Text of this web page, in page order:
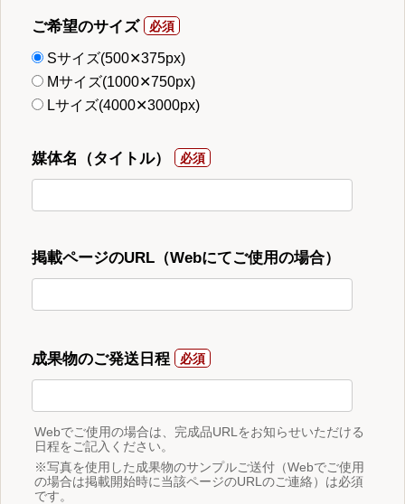
ご希望のサイズ
Sサイズ(500✕375px)
Mサイズ(1000✕750px)
Lサイズ(4000✕3000px)
媒体名（タイトル）
掲載ページのURL（Webにてご使用の場合）
成果物のご発送日程
Webでご使用の場合は、完成品URLをお知らせいただける
日程をご記入ください。
※写真を使用した成果物のサンプルご送付（Webでご使用
の場合は掲載開始時に当該ページのURLのご連絡）は必須
です。